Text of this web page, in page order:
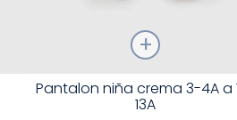
Talla
Elige una opción
Pantalon niña crema 3-4A a
13A